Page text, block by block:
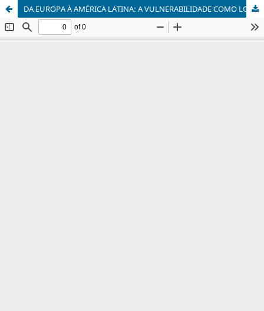
DA EUROPA À AMÉRICA LATINA: A VULNERABILIDADE COMO LOCUS THEOLOGICUS